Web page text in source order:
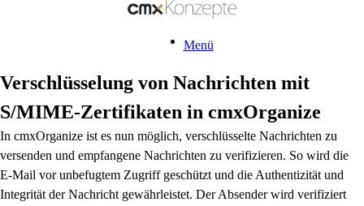
Menü
Verschlüsselung von Nachrichten mit
S/MIME-Zertifikaten in cmxOrganize
In cmxOrganize ist es nun möglich, verschlüsselte Nachrichten zu
versenden und empfangene Nachrichten zu verifizieren. So wird die
E-Mail vor unbefugtem Zugriff geschützt und die Authentizität und
Integrität der Nachricht gewährleistet. Der Absender wird verifiziert